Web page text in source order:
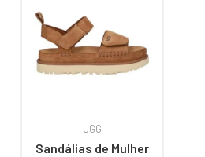
UGG
Sandálias de Mulher